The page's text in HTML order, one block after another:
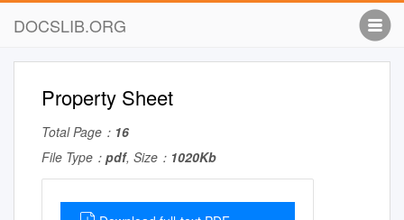
DOCSLIB.ORG
Property Sheet
Total Page： 16
File Type： pdf, Size： 1020Kb